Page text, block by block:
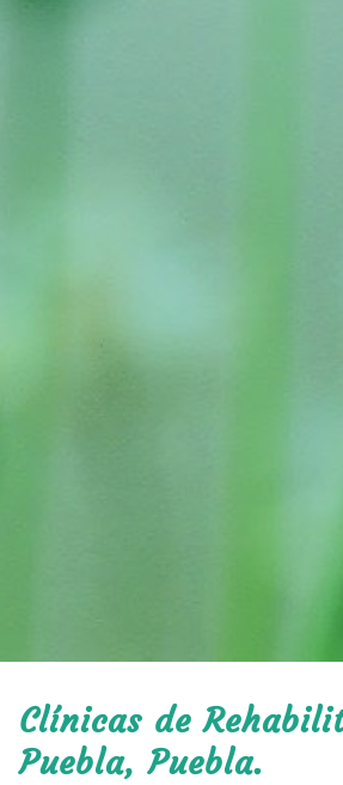
Clínicas de
Puebla, Puebla.